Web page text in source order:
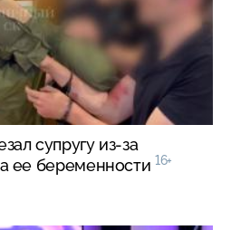
супругу из-за
ее беременности 16+